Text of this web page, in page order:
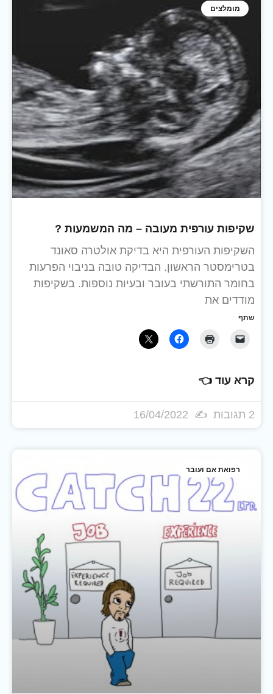
מומלצים
שקיפות עורפית מעובה – מה המשמעות ?
השקיפות העורפית היא בדיקת אולטרה סאונד
בטרימסטר הראשון. הבדיקה טובה בניבוי הפרעות
בחומר התורשתי בעובר ובעיות נוספות. בשקיפות
מודדים את
שתף
קרא עוד 👈
2 תגובות
רפואת אם ועובר